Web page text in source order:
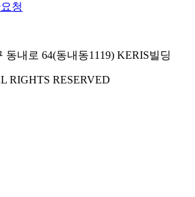
청
동내로 64(동내동1119) KERIS빌딩
RIGHTS RESERVED